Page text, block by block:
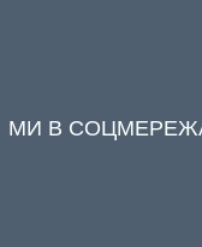
МИ В